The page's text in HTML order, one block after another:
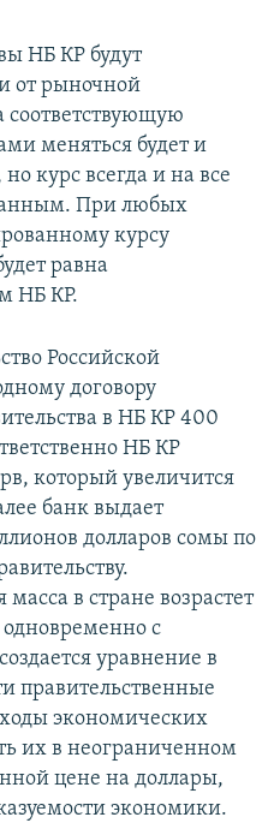
НБ КР будут
от рыночной
меняться будет и
курс всегда и на все
При любых
курсу
равна
НБ КР.
Российской
договору
в НБ КР 400
НБ КР
который увеличится
банк выдает
долларов сомы по
в стране возрастет
с
уравнение в
правительственные
экономических
их в неограниченном
цене на доллары,
экономики.